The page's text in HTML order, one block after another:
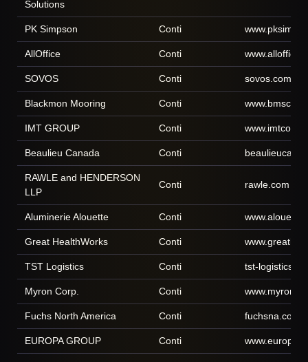
Solutions
PK Simpson Conti
AllOffice Conti
SOVOS Conti sovos.com
Blackmon Mooring Conti
IMT GROUP Conti
Beaulieu Canada Conti
RAWLE and HENDERSON
LLP
Conti rawle.com
Aluminerie Alouette Conti
Great HealthWorks Conti
TST Logistics Conti tst-
Myron Corp. Conti
Fuchs North America Conti fuchsna.com
EUROPA GROUP Conti www.europa-